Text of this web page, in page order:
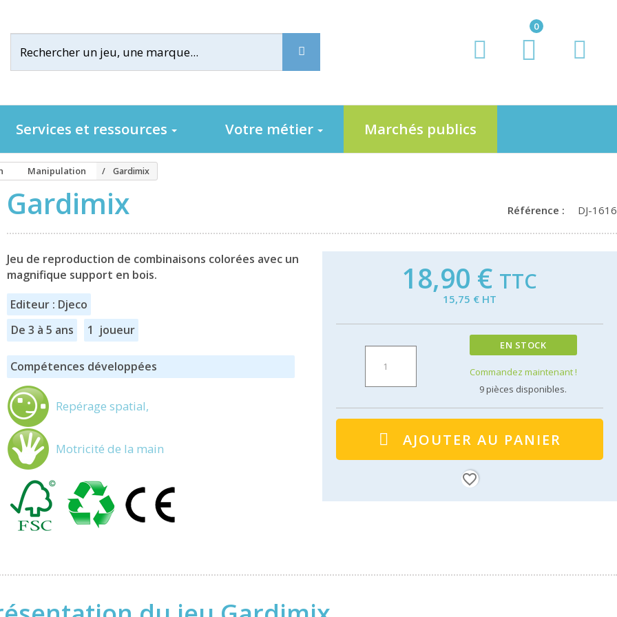
0
Services et ressources Votre métier Marchés publics
Manipulation Gardimix
Gardimix Référence : DJ-1616
Jeu de reproduction de combinaisons colorées avec un
magnifique support en bois.
Editeur : Djeco
De 3 à 5 ans
1 joueur
Compétences développées
Repérage spatial,
Motricité de la main
18,90 € TTC
15,75 € HT
EN STOCK
Commandez maintenant !
9pièces disponibles.
AJOUTER AU PANIER
favorite_border